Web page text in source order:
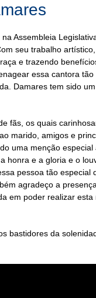
Assembleia
seu trabalho
e trazendo
essa cantora
Damares tem sido
fãs, os quais
marido, amigos e
uma menção
honra e a gloria e o
pessoa tão especial
agradeço a
em poder realizar
bastidores da